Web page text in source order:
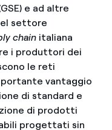
e ad altre
settore
chainitaliana
i produttori dei
le reti
vantaggio
di standard e
di prodotti
progettati sin